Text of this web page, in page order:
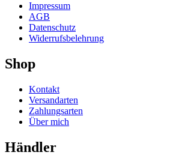
Impressum
AGB
Datenschutz
Widerrufsbelehrung
Shop
Kontakt
Versandarten
Zahlungsarten
Über mich
Händler